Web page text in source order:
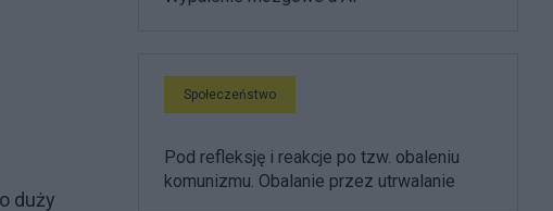
duży
Społeczeństwo
Pod refleksję i reakcje po tzw. obaleniu
komunizmu. Obalanie przez utrwalanie